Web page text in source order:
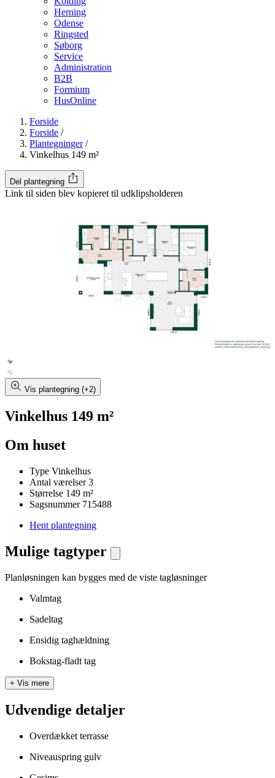
Herning
Odense
Ringsted
Søborg
Service
Administration
B2B
Formium
HusOnline
Forside
Forside /
Plantegninger /
Vinkelhus 149 m²
Del plantegning
Link til siden blev kopieret til udklipsholderen
Vis plantegning (+2)
Vinkelhus 149 m²
Om huset
Type Vinkelhus
Antal værelser 3
Størrelse 149 m²
Sagsnummer 715488
Hent plantegning
Mulige tagtyper
Planløsningen kan bygges med de viste tagløsninger
Valmtag
Sadeltag
Ensidig taghældning
Bokstag-fladt tag
+ Vis mere
Udvendige detaljer
Overdækket terrasse
Niveauspring gulv